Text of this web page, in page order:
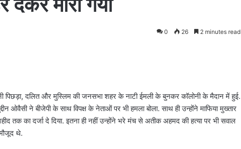
0 26 2 minutes read
पिछड़ा, दलित और मुस्लिम की जनसभा शहर के नाटी ईमली के बुनकर कॉलोनी के मैदान में हुई.
ने बीजेपी के साथ विपक्ष के नेताओं पर भी हमला बोला. साथ ही उन्होंने माफिया मुख्तार
तक का दर्जा दे दिया. इतना ही नहीं उन्होंने भरे मंच से अतीक अहमद की हत्या पर भी सवाल
थे.